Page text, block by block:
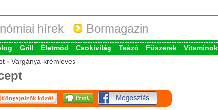
hírek Bormagazin
Grill Életmód Csokivilág Teázó Fűszerek Vitaminok
› Vargánya-krémleves